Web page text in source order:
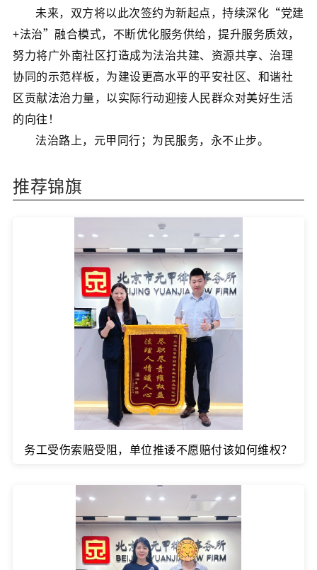
未来，双方将以此次签约为新起点，持续深化“党建
+法治”融合模式，不断优化服务供给，提升服务质效，
努力将广外南社区打造成为法治共建、资源共享、治理
协同的示范样板，为建设更高水平的平安社区、和谐社
区贡献法治力量，以实际行动迎接人民群众对美好生活
的向往！
法治路上，元甲同行；为民服务，永不止步。
推荐锦旗
务工受伤索赔受阻，单位推诿不愿赔付该如何维权？